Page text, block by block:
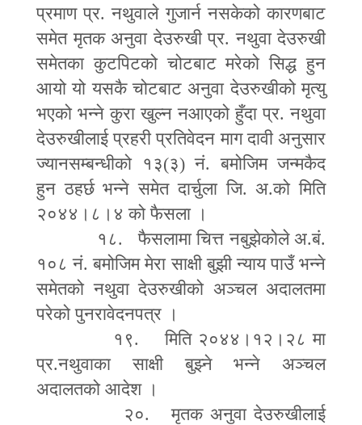
प्रमाण प्र. नथुवाले गुजार्न नसकेको कारणबाट
समेत मृतक अनुवा देउरुखी प्र. नथुवा देउरुखी
समेतका कुटपिटको चोटबाट मरेको सिद्ध हुन
आयो यो यसकै चोटबाट अनुवा देउरुखीको मृत्यु
भएको भन्ने कुरा खुल्न नआएको हुँदा प्र. नथुवा
देउरुखीलाई प्रहरी प्रतिवेदन माग दावी अनुसार
ज्यानसम्बन्धीको १३(३) नं. बमोजिम जन्मकैद
हुन ठहर्छ भन्ने समेत दार्चुला जि. अ.को मिति
२०४४।८।४ को फैसला ।
१८. फैसलामा चित्त नबुझेकोले अ.बं.
१०८ नं. बमोजिम मेरा साक्षी बुझी न्याय पाउँ भन्ने
समेतको नथुवा देउरुखीको अञ्चल अदालतमा
परेको पुनरावेदनपत्र ।
१९. मिति २०४४।१२।२८ मा
प्र.नथुवाका साक्षी बुझ्ने भन्ने अञ्चल
अदालतको आदेश ।
२०. मृतक अनुवा देउरुखीलाई